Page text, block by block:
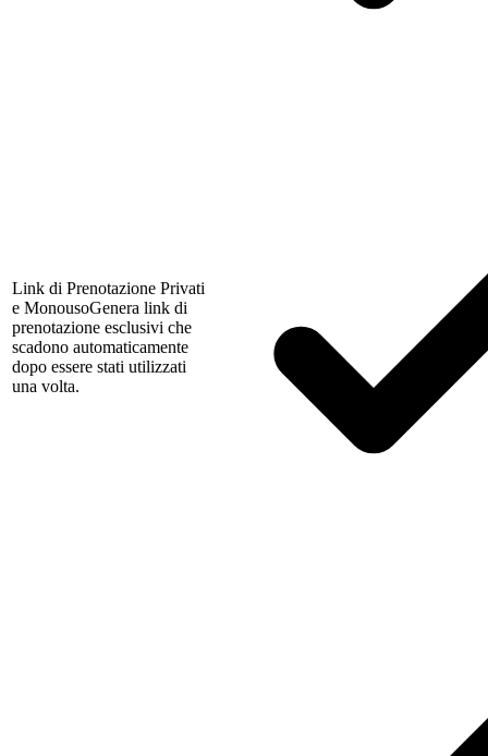
Link di Prenotazione Privati
e MonousoGenera link di
prenotazione esclusivi che
scadono automaticamente
dopo essere stati utilizzati
una volta.